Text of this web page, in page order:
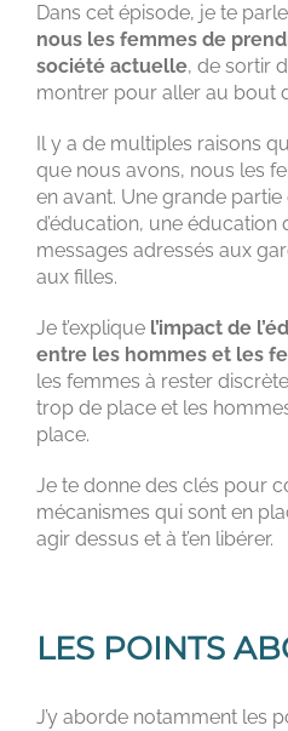
Dans cet épisode, je te
nous les femmes de
société actuelle, de sortir
montrer pour aller au bout
Il y a de multiples raisons
que nous avons, nous les
en avant. Une grande
d’éducation, une éducation
messages adressés aux
aux filles.
Je t’explique l’impact de
entre les hommes et les
les femmes à rester
trop de place et les
place.
Je te donne des clés pour
mécanismes qui sont en
agir dessus et à t’en libérer.
LES POINTS
J’y aborde notamment les